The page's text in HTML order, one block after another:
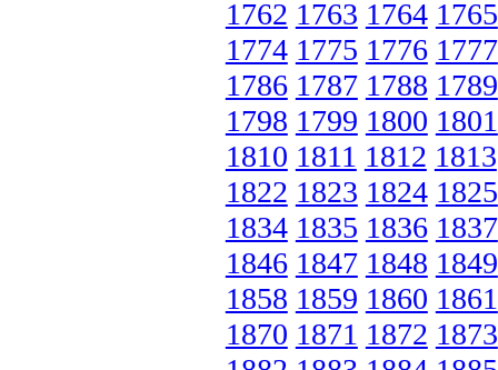
1762 1763 1764 1765
1774 1775 1776 1777
1786 1787 1788 1789
1798 1799 1800 1801
1810 1811 1812 1813
1822 1823 1824 1825
1834 1835 1836 1837
1846 1847 1848 1849
1858 1859 1860 1861
1870 1871 1872 1873